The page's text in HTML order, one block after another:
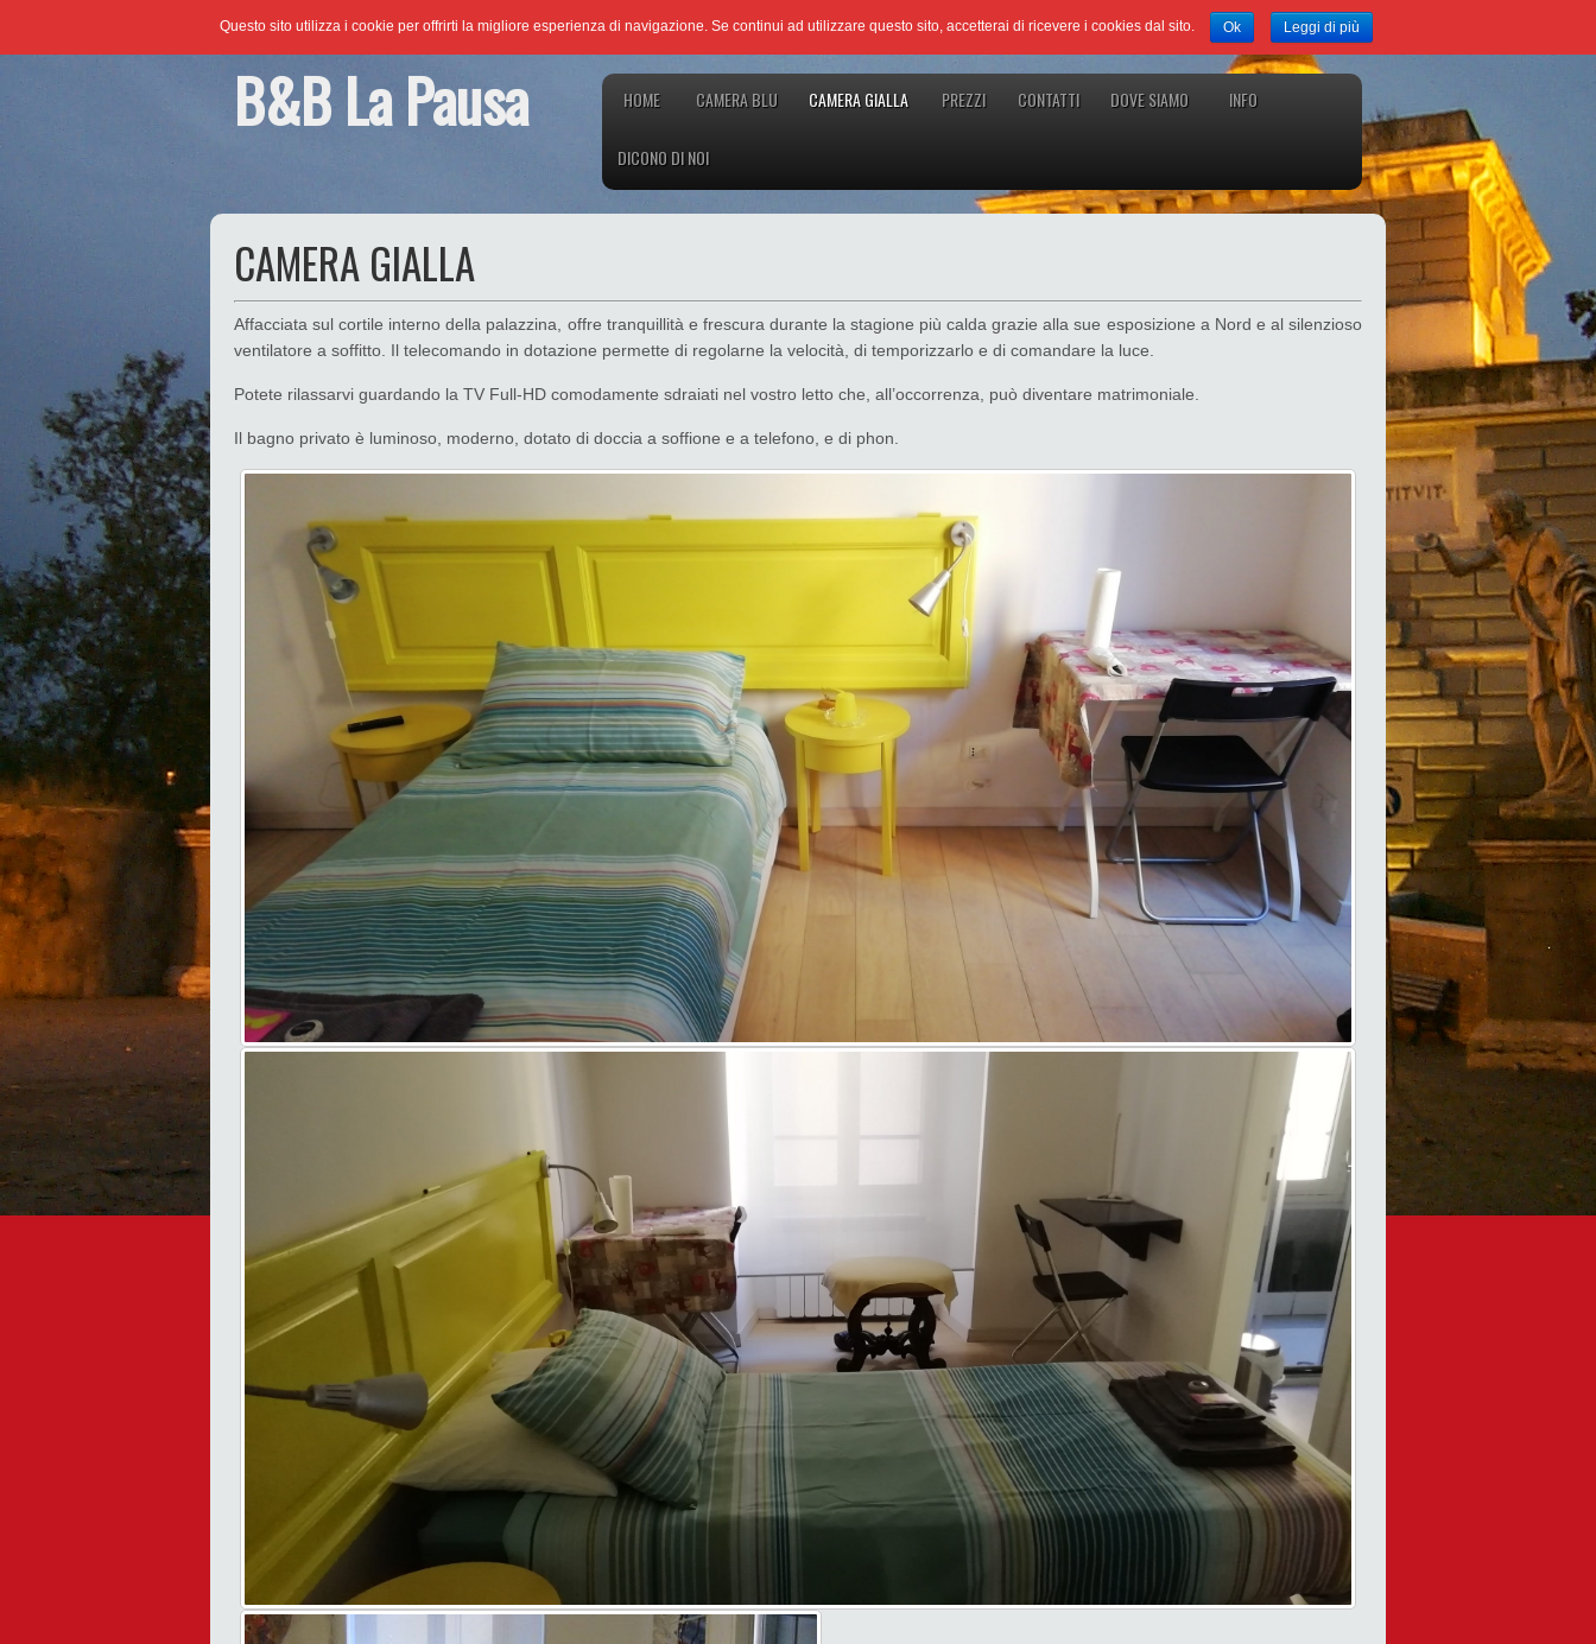
B&B La Pausa HOME CAMERA BLU CAMERA GIALLA PREZZI CONTATTI DOVE SIAMO INFO
DICONO DI NOI
CAMERA GIALLA
Affacciata sul cortile interno della palazzina, offre tranquillità e frescura durante la stagione più calda grazie alla sue esposizione a Nord e al silenzioso
ventilatore a soffitto. Il telecomando in dotazione permette di regolarne la velocità, di temporizzarlo e di comandare la luce.
Potete rilassarvi guardando la TV Full-HD comodamente sdraiati nel vostro letto che, all’occorrenza, può diventare matrimoniale.
Il bagno privato è luminoso, moderno, dotato di doccia a soffione e a telefono, e di phon.
Questo sito utilizza i cookie per offrirti la migliore esperienza di navigazione. Se continui ad utilizzare questo sito, accetterai di ricevere i cookies dal sito. Ok Leggi di più